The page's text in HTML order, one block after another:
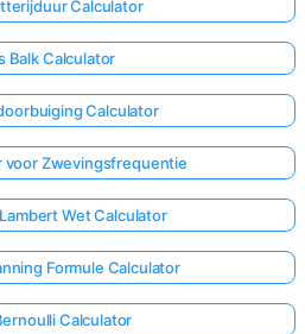
Calculator
Balk Calculator
Calculator
voor Zwevingsfrequentie
Wet Calculator
Formule Calculator
Calculator